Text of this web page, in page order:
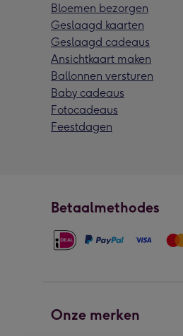
Bloemen bezorgen
Geslaagd kaarten
Geslaagd cadeaus
Ansichtkaart maken
Ballonnen versturen
Baby cadeaus
Fotocadeaus
Feestdagen
Betaalmethodes
Onze merken